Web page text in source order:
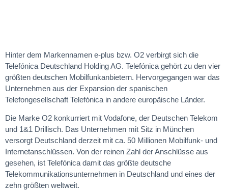
Hinter dem Markennamen e-plus bzw. O2 verbirgt sich die
Telefónica Deutschland Holding AG. Telefónica gehört zu den vier
größten deutschen Mobilfunkanbietern. Hervorgegangen war das
Unternehmen aus der Expansion der spanischen
Telefongesellschaft Telefónica in andere europäische Länder.
Die Marke O2 konkurriert mit Vodafone, der Deutschen Telekom
und 1&1 Drillisch. Das Unternehmen mit Sitz in München
versorgt Deutschland derzeit mit ca. 50 Millionen Mobilfunk- und
Internetanschlüssen. Von der reinen Zahl der Anschlüsse aus
gesehen, ist Telefónica damit das größte deutsche
Telekommunikationsunternehmen in Deutschland und eines der
zehn größten weltweit.